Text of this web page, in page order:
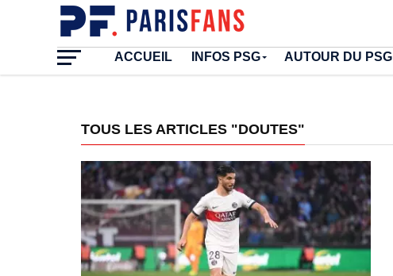
ACCUEIL INFOS PSG AUTOUR DU PSG
TOUS LES ARTICLES "DOUTES"